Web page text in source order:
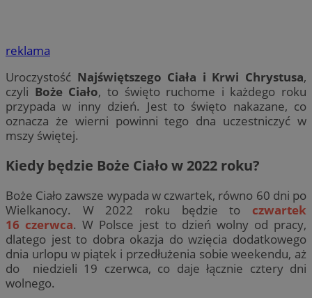
reklama
Uroczystość Najświętszego Ciała i Krwi Chrystusa,
czyli Boże Ciało, to święto ruchome i każdego roku
przypada w inny dzień. Jest to święto nakazane, co
oznacza że wierni powinni tego dna uczestniczyć w
mszy świętej.
Kiedy będzie Boże Ciało w 2022 roku?
Boże Ciało zawsze wypada w czwartek, równo 60 dni po
Wielkanocy.
W 2022 roku będzie to
czwartek
16 czerwca. W Polsce jest to dzień wolny od pracy,
dlatego jest to dobra okazja do wzięcia dodatkowego
dnia urlopu w piątek i przedłużenia sobie weekendu, aż
do niedzieli 19 czerwca, co daje łącznie cztery dni
wolnego.